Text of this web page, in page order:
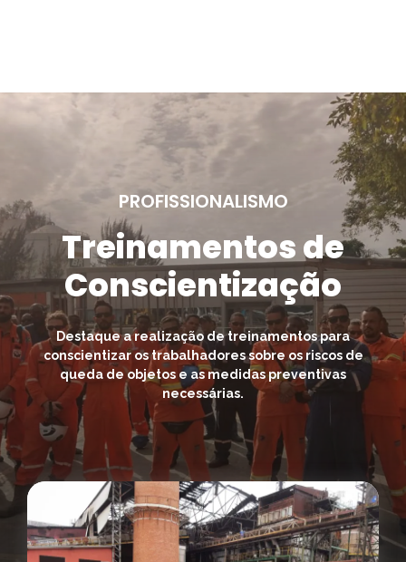
PROFISSIONALISMO
Treinamentos de
Conscientização
Destaque a realização de treinamentos para
conscientizar os trabalhadores sobre os riscos de
queda de objetos e as medidas preventivas
necessárias.